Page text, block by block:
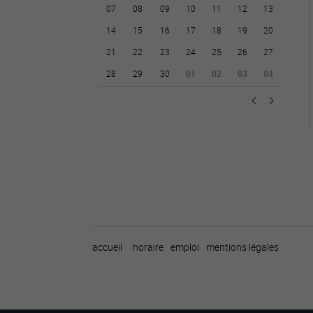
07
08 09 10 11 12
13
14
15 16 17 18 19
20
21
22 23 24 25 26
27
28
29 30 01 02 03 04
accueil horaire emploi mentions légales